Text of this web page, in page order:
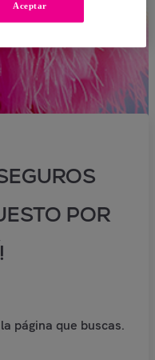
POR
página que buscas.
Aceptar